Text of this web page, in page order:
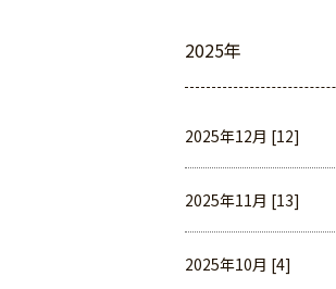
2025年
2025年12月 [12]
2025年11月 [13]
2025年10月 [4]